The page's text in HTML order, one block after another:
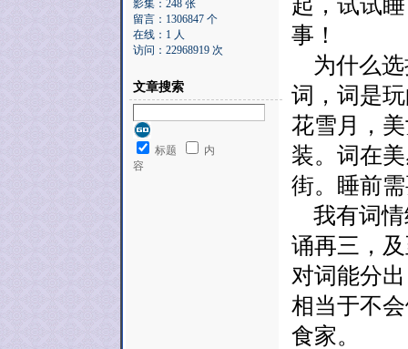
影集：248 张
留言：1306847 个
在线：1 人
访问：22968919 次
文章搜索
标题
内
容
起，试试
事！
为什么选
词，词是
花雪月，
装。词在
街。睡前
我有词情
诵再三，
对词能分
相当于不
食家。